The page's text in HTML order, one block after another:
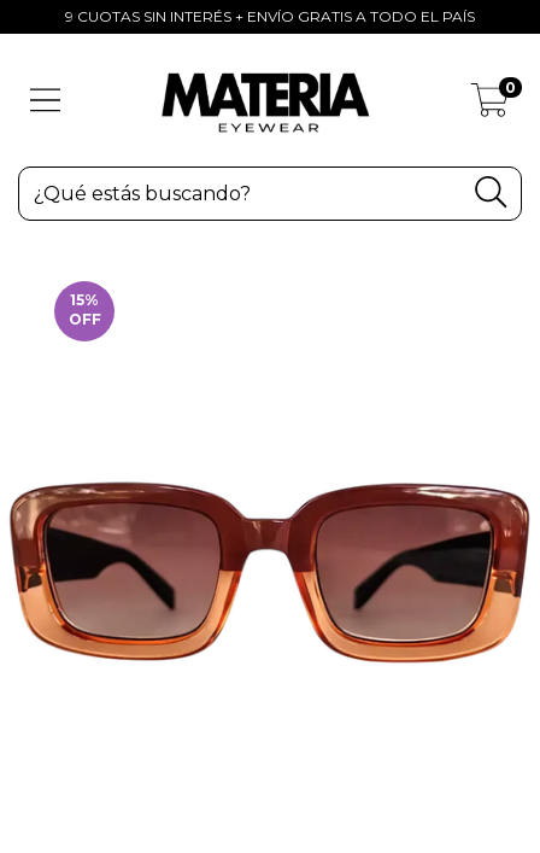
9 CUOTAS SIN INTERÉS + ENVÍO GRATIS A TODO EL PAÍS
0
15%
OFF